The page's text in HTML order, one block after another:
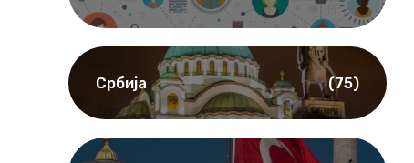
Србија (75)